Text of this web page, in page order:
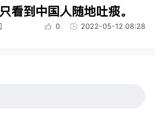
看到中国人随地吐痰。
0 2022-05-12 08:28